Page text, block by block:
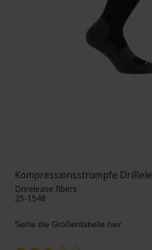
Kompressionsstrümpfe
Drirelease fibers
25-1548
Siehe die Größentabelle hier